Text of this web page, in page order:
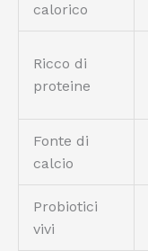
calorico
Ricco di
proteine
Fonte di
calcio
Probiotici
vivi